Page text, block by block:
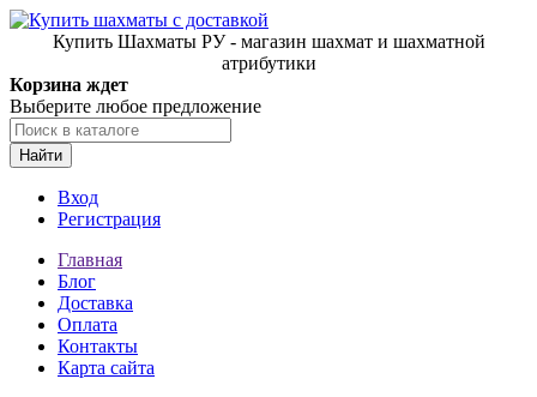
Купить Шахматы РУ - магазин шахмат и шахматной
атрибутики
Корзина ждет
Выберите любое предложение
Найти
Вход
Регистрация
Главная
Блог
Доставка
Оплата
Контакты
Карта сайта